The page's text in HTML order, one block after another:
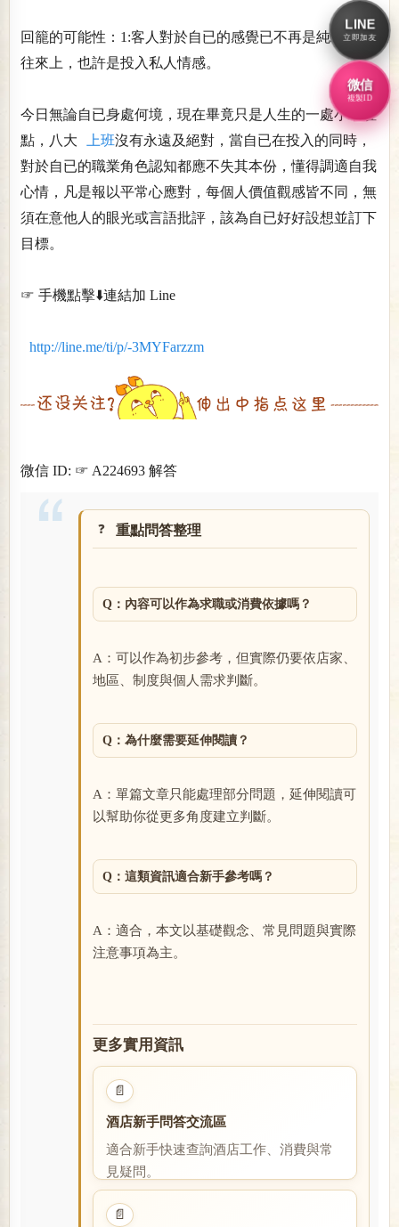
回籠的可能性：1:客人對於自已的感覺已不再是純粹金錢
往來上，也許是投入私人情感。
今日無論自已身處何境，現在畢竟只是人生的一處小小駐
點，八大
上班沒有永遠及絕對，當自已在投入的同時，
對於自已的職業角色認知都應不失其本份，懂得調適自我
心情，凡是報以平常心應對，每個人價值觀感皆不同，無
須在意他人的眼光或言語批評，該為自已好好設想並訂下
目標。
☞ 手機點擊⬇️連結加 Line
http://line.me/ti/p/-3MYFarzzm
微信 ID: ☞ A224693 解答
重點問答整理
Q：內容可以作為求職或消費依據嗎？
A：可以作為初步參考，但實際仍要依店家、
地區、制度與個人需求判斷。
Q：為什麼需要延伸閱讀？
A：單篇文章只能處理部分問題，延伸閱讀可
以幫助你從更多角度建立判斷。
Q：這類資訊適合新手參考嗎？
A：適合，本文以基礎觀念、常見問題與實際
注意事項為主。
更多實用資訊
📄
酒店新手問答交流區
適合新手快速查詢酒店工作、消費與常
見疑問。
閱讀全文
📄
LINE
立即加友
微信
複製ID